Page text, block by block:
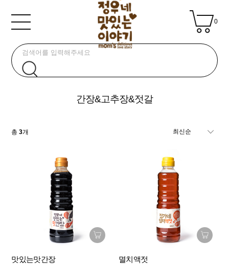
0
간장&고추장&젓갈
총3개
맛있는맛간장 멸치액젓